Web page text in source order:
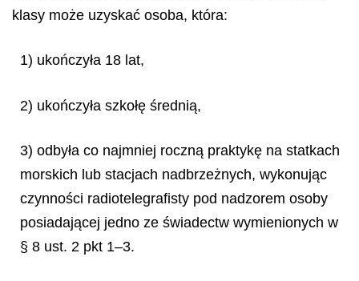
klasy może uzyskać osoba, która:
1) ukończyła 18 lat,
2) ukończyła szkołę średnią,
3) odbyła co najmniej roczną praktykę na statkach
morskich lub stacjach nadbrzeżnych, wykonując
czynności radiotelegrafisty pod nadzorem osoby
posiadającej jedno ze świadectw wymienionych w
§ 8 ust. 2 pkt 1–3.